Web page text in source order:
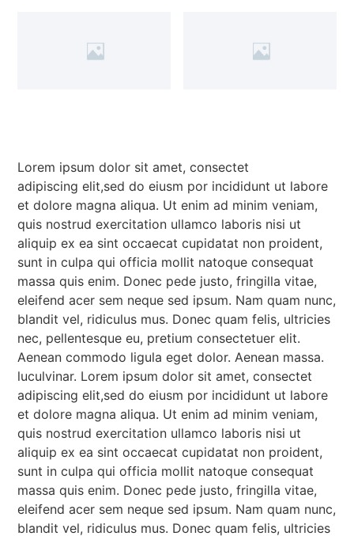
Lorem ipsum dolor sit amet, consectet
adipiscing elit,sed do eiusm por incididunt ut labore
et dolore magna aliqua. Ut enim ad minim veniam,
quis nostrud exercitation ullamco laboris nisi ut
aliquip ex ea sint occaecat cupidatat non proident,
sunt in culpa qui officia mollit natoque consequat
massa quis enim. Donec pede justo, fringilla vitae,
eleifend acer sem neque sed ipsum. Nam quam nunc,
blandit vel, ridiculus mus. Donec quam felis, ultricies
nec, pellentesque eu, pretium consectetuer elit.
Aenean commodo ligula eget dolor. Aenean massa.
luculvinar. Lorem ipsum dolor sit amet, consectet
adipiscing elit,sed do eiusm por incididunt ut labore
et dolore magna aliqua. Ut enim ad minim veniam,
quis nostrud exercitation ullamco laboris nisi ut
aliquip ex ea sint occaecat cupidatat non proident,
sunt in culpa qui officia mollit natoque consequat
massa quis enim. Donec pede justo, fringilla vitae,
eleifend acer sem neque sed ipsum. Nam quam nunc,
blandit vel, ridiculus mus. Donec quam felis, ultricies